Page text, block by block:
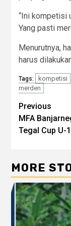
“Ini kompetisi
Yang pasti
Menurutnya,
harus
Tags: kompetisi
merden
Post
Previous
MFA
Tegal Cup U-
MORE